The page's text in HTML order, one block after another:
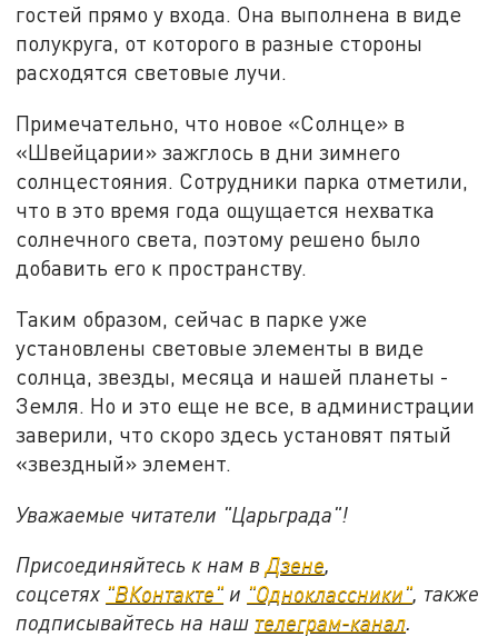
гостей прямо у входа. Она выполнена в виде
полукруга, от которого в разные стороны
расходятся световые лучи.
Примечательно, что новое «Солнце» в
«Швейцарии» зажглось в дни зимнего
солнцестояния. Сотрудники парка отметили,
что в это время года ощущается нехватка
солнечного света, поэтому решено было
добавить его к пространству.
Таким образом, сейчас в парке уже
установлены световые элементы в виде
солнца, звезды, месяца и нашей планеты -
Земля. Но и это еще не все, в администрации
заверили, что скоро здесь установят пятый
«звездный» элемент.
Уважаемые читатели "Царьграда"!
Присоединяйтесь к нам вДзене,
соцсетях "ВКонтакте" и "Одноклассники", также
подписывайтесь на наш телеграм-канал.